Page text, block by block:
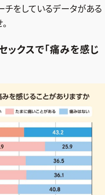
チをしているデータがある
クスで「痛みを感じ